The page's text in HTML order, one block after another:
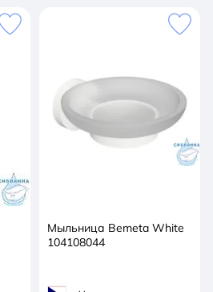
Мыльница Bemeta White
104108044